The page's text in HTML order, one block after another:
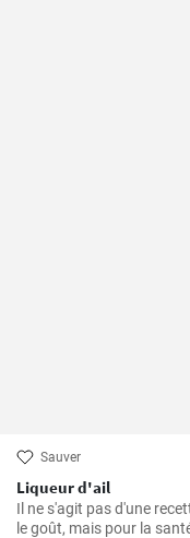
Sauver
Liqueur d'ail
Il ne s'agit pas d'une
le goût, mais pour la